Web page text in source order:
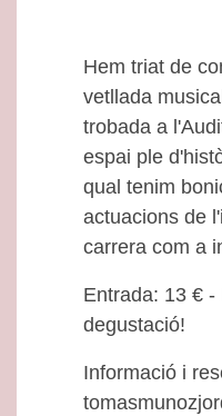
Hem triat de
vetllada
trobada a
espai ple
qual tenim
actuacions de
carrera com a
Entrada: 13 €
degustació!
Informació i